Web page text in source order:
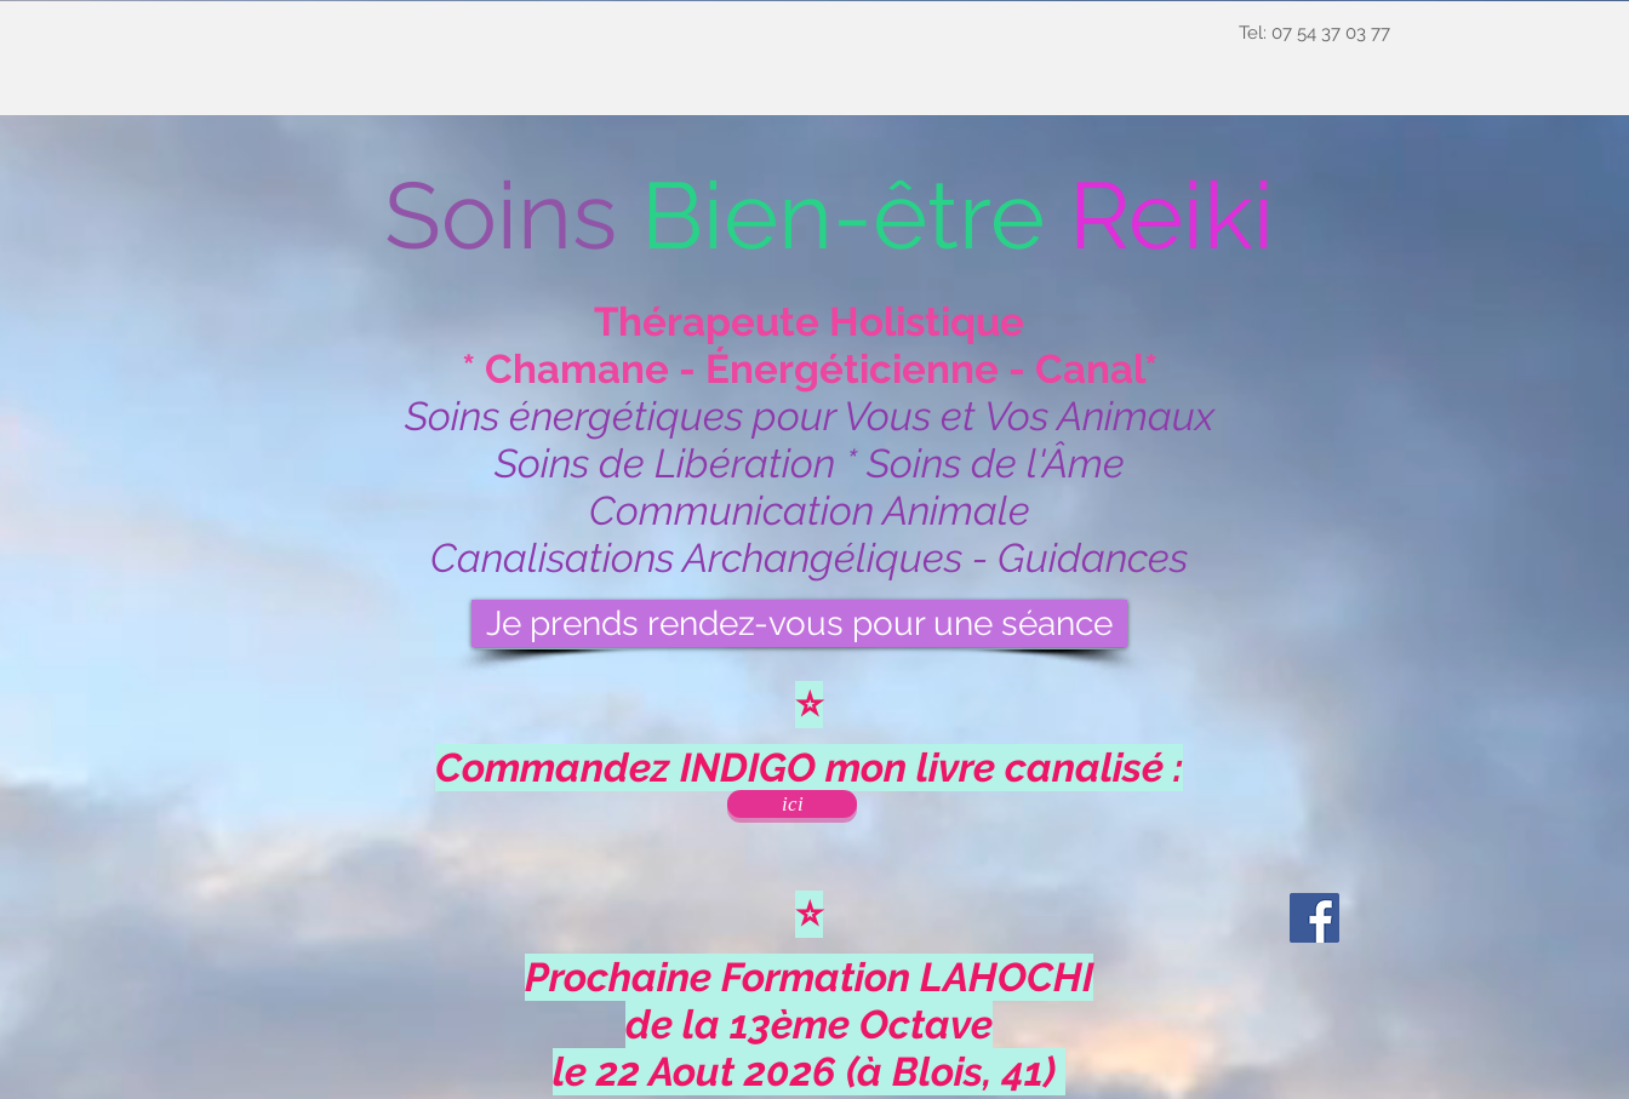
Tel: 07 54 37 03 77
Soins Bien-être Reiki
Thérapeute Holistique
* Chamane - Énergéticienne - Canal*
Soins énergétiques pour Vous et Vos Animaux
Soins de Libération * Soins de l'Âme
Communication Animale
CanalisationsArchangéliques - Guidances
⭐
Commandez INDIGO mon livre canalisé :
⭐
Prochaine Formation LAHOCHI
de la 13ème Octave
le 22 Aout 2026 (à Blois, 41)
Je prends rendez-vous pour une séance
ici